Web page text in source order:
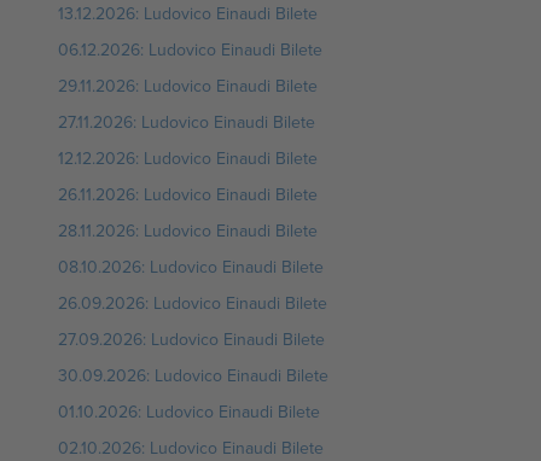
13.12.2026: Ludovico Einaudi Bilete
06.12.2026: Ludovico Einaudi Bilete
29.11.2026: Ludovico Einaudi Bilete
27.11.2026: Ludovico Einaudi Bilete
12.12.2026: Ludovico Einaudi Bilete
26.11.2026: Ludovico Einaudi Bilete
28.11.2026: Ludovico Einaudi Bilete
08.10.2026: Ludovico Einaudi Bilete
26.09.2026: Ludovico Einaudi Bilete
27.09.2026: Ludovico Einaudi Bilete
30.09.2026: Ludovico Einaudi Bilete
01.10.2026: Ludovico Einaudi Bilete
02.10.2026: Ludovico Einaudi Bilete